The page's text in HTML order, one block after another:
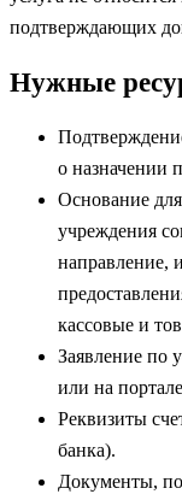
подтверждающих
Нужные
о назначении
Основание
учреждения
направление,
кассовые и
Заявление по
или на
Реквизиты
банка).
Документы,